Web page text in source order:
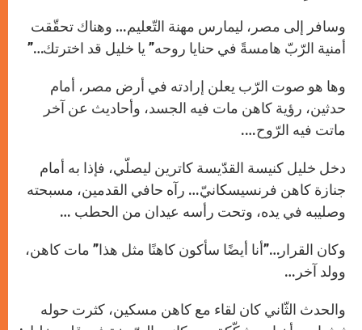
وسافر إلى مصر، ليمارس مهنة التّعليم… وهناك تحقّقت
أمنية الرّبّ هامسةً في حنايا روحه” يا خليل قد اخترتك…”
وها هو صوت الرّب يعلن إرادته في أرض مصر، أمام
حدثين، رؤية كاهن مات فيه الجسد، وأحاديث عن آخر
ماتت فيه الرّوح….
دخل خليل كنيسة القدّيسة كاترين ليصلّي، فإذا به أمام
جنازة كاهن فرنسيسكانيّ… رآه حافي القدمين، مسبحته
وصليبه في يده، وتحت رأسه عيدان من الحطب …
وكان القرار…”أنا أيضًا سأكون كاهنًا مثل هذا” مات كاهن،
وولد آخر…
والحدث الثّاني كان لقاء مع كاهن مسكين، كثرت حوله